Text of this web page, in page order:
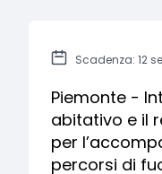
Scadenza: 12
Piemonte -
abitativo e il
per
percorsi di